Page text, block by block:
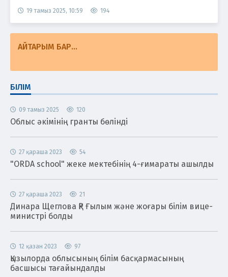
19 тамыз 2025, 10:59 194
АЙТАРЫМ БАР...
БІЛІМ
09 тамыз 2025 120
Облыс әкімінің гранты бөлінді
27 қараша 2023 54
"ORDA school" жеке мектебінің 4-ғимараты ашылды
27 қараша 2023 21
Динара Щеглова ҚР Ғылым және жоғары білім вице-
министрі болды
12 қазан 2023 97
Қызылорда облысының білім басқармасының
басшысы тағайындалды